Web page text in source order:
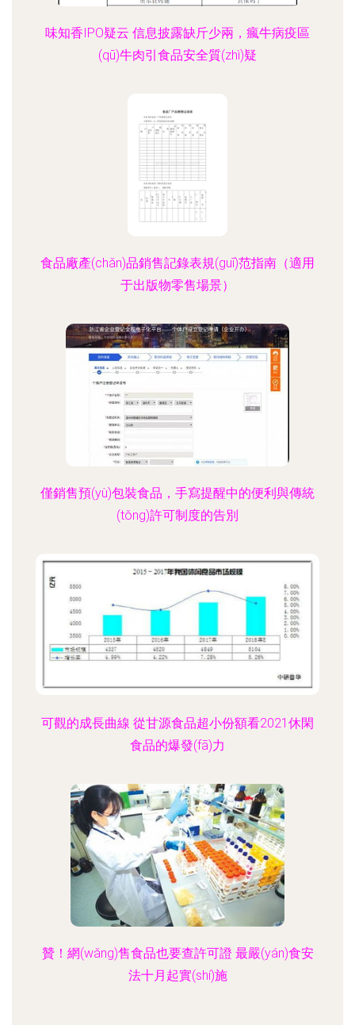
味知香IPO疑云 信息披露缺斤少兩，瘋牛病疫區
(qū)牛肉引食品安全質(zhì)疑
食品廠產(chǎn)品銷售記錄表規(guī)范指南（適用
于出版物零售場景）
僅銷售預(yù)包裝食品，手寫提醒中的便利與傳統
(tǒng)許可制度的告別
可觀的成長曲線 從甘源食品超小份額看2021休閑
食品的爆發(fā)力
贊！網(wǎng)售食品也要查許可證 最嚴(yán)食安
法十月起實(shí)施